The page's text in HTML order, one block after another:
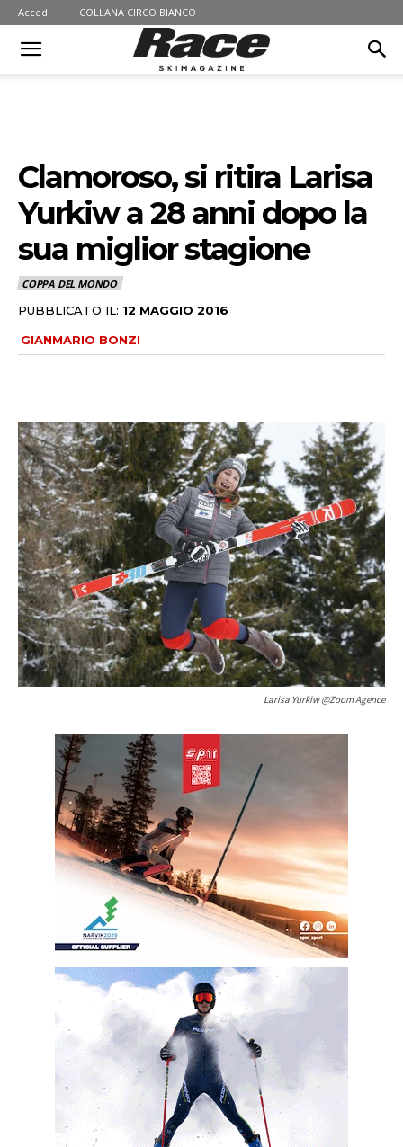
Accedi COLLANA CIRCO BIANCO
Clamoroso, si ritira Larisa
Yurkiw a 28 anni dopo la
sua miglior stagione
COPPA DEL MONDO
PUBBLICATO IL: 12 MAGGIO 2016
GIANMARIO BONZI
Larisa Yurkiw @Zoom Agence